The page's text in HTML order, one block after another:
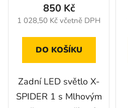
je
5,0
z
5
1 028,50 Kč včetně DPH
850 Kč
DO KOŠÍKU
Zadní LED světlo X-
SPIDER 1 s Mlhovým